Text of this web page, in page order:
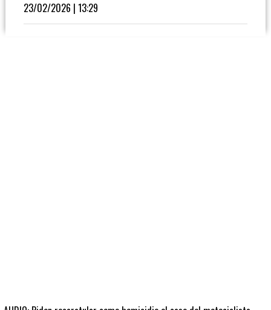
Biblioteca
23/02/2026 | 13:29